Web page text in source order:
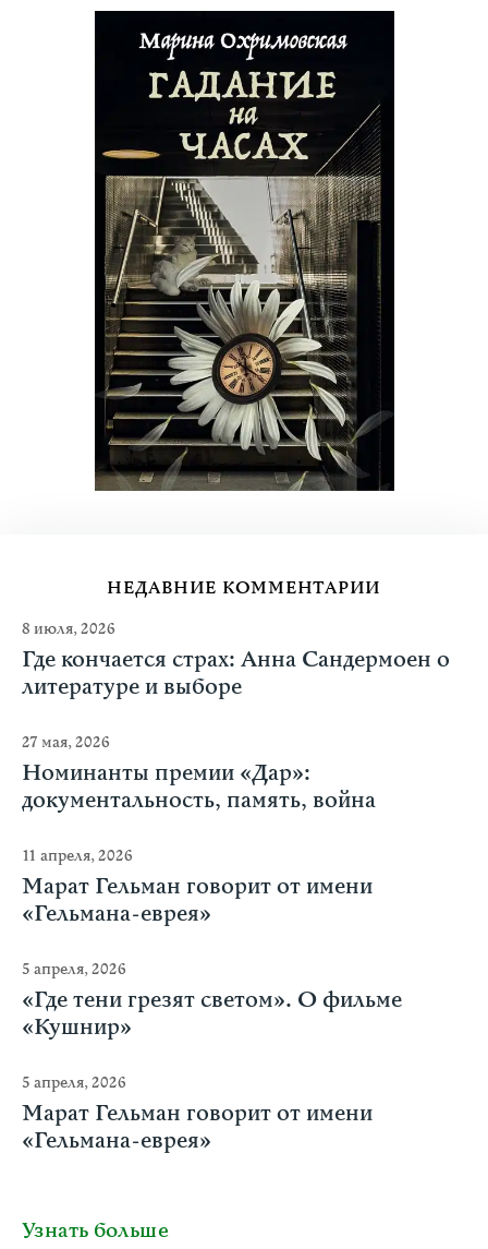
НЕДАВНИЕ КОММЕНТАРИИ
8 июля, 2026
Где кончается страх: Анна Сандермоен о
литературе и выборе
27 мая, 2026
Номинанты премии «Дар»:
документальность, память, война
11 апреля, 2026
Марат Гельман говорит от имени
«Гельмана-еврея»
5 апреля, 2026
«Где тени грезят светом». О фильме
«Кушнир»
5 апреля, 2026
Марат Гельман говорит от имени
«Гельмана-еврея»
Узнать больше